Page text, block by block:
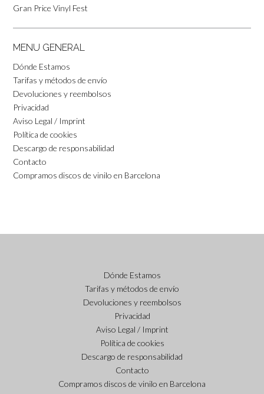
Gran Price Vinyl Fest
MENU GENERAL
Dónde Estamos
Tarifas y métodos de envío
Devoluciones y reembolsos
Privacidad
Aviso Legal / Imprint
Política de cookies
Descargo de responsabilidad
Contacto
Compramos discos de vinilo en Barcelona
Dónde Estamos
Tarifas y métodos de envío
Devoluciones y reembolsos
Privacidad
Aviso Legal / Imprint
Política de cookies
Descargo de responsabilidad
Contacto
Compramos discos de vinilo en Barcelona